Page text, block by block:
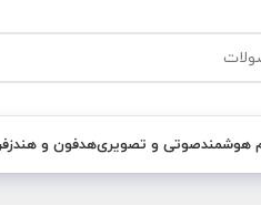
هوشمندصوتی و تصویریهدفون و